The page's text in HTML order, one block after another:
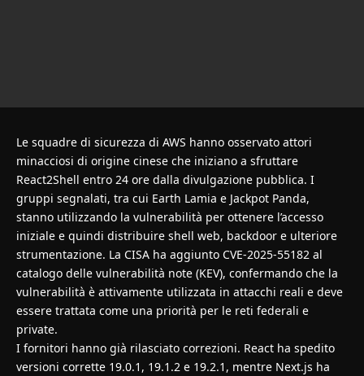
Le squadre di sicurezza di AWS hanno osservato attori
minacciosi di origine cinese che iniziano a sfruttare
React2Shell entro 24 ore dalla divulgazione pubblica. I
gruppi segnalati, tra cui Earth Lamia e Jackpot Panda,
stanno utilizzando la vulnerabilità per ottenere l’accesso
iniziale e quindi distribuire shell web, backdoor e ulteriore
strumentazione. La CISA ha aggiunto CVE-2025-55182 al
catalogo delle vulnerabilità note (KEV), confermando che la
vulnerabilità è attivamente utilizzata in attacchi reali e deve
essere trattata come una priorità per le reti federali e
private.
I fornitori hanno già rilasciato correzioni. React ha spedito
versioni corrette 19.0.1, 19.1.2 e 19.2.1, mentre Next.js ha